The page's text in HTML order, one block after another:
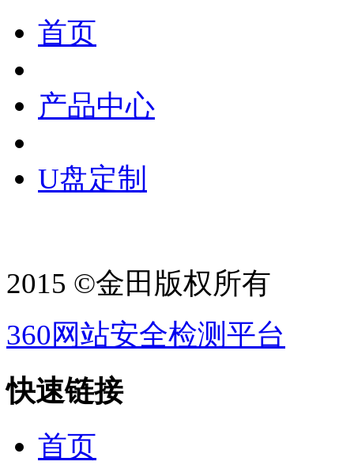
首页
产品中心
U盘定制
2015 ©金田版权所有
360网站安全检测平台
快速链接
首页